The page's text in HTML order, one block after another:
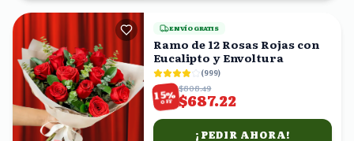
ENVÍO GRATIS
Ramo de 12 Rosas Rojas con
Eucalipto y Envoltura
(999)
15%
OFF
$808.49
$687.22
¡PEDIR AHORA!